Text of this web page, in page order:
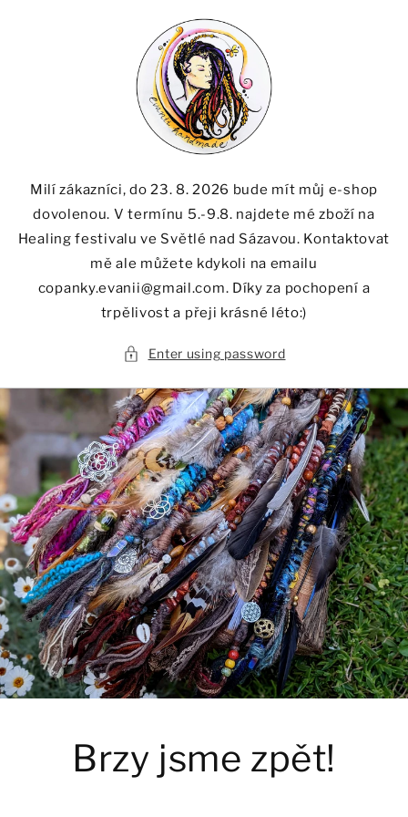
Milí zákazníci, do 23. 8. 2026 bude mít můj e-shop
dovolenou. V termínu 5.-9.8. najdete mé zboží na
Healing festivalu ve Světlé nad Sázavou. Kontaktovat
mě ale můžete kdykoli na emailu
copanky.evanii@gmail.com. Díky za pochopení a
trpělivost a přeji krásné léto:)
Enter using password
Brzy jsme zpět!